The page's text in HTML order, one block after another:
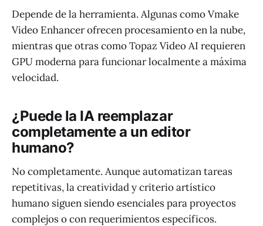
Depende de la herramienta. Algunas como Vmake
Video Enhancer ofrecen procesamiento en la nube,
mientras que otras como Topaz Video AI requieren
GPU moderna para funcionar localmente a máxima
velocidad.
¿Puede la IA reemplazar
completamente a un editor
humano?
No completamente. Aunque automatizan tareas
repetitivas, la creatividad y criterio artístico
humano siguen siendo esenciales para proyectos
complejos o con requerimientos específicos.